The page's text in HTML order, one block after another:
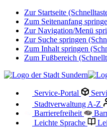
Zur Startseite
Zum Seitenanfang
Zur Navigation/Menü
Zur Suche springen
Zum Inhalt springen
Zum Fußbereich
Service-Portal
Stadtverwaltung A-Z
Barrierefreiheit
Leichte Sprache